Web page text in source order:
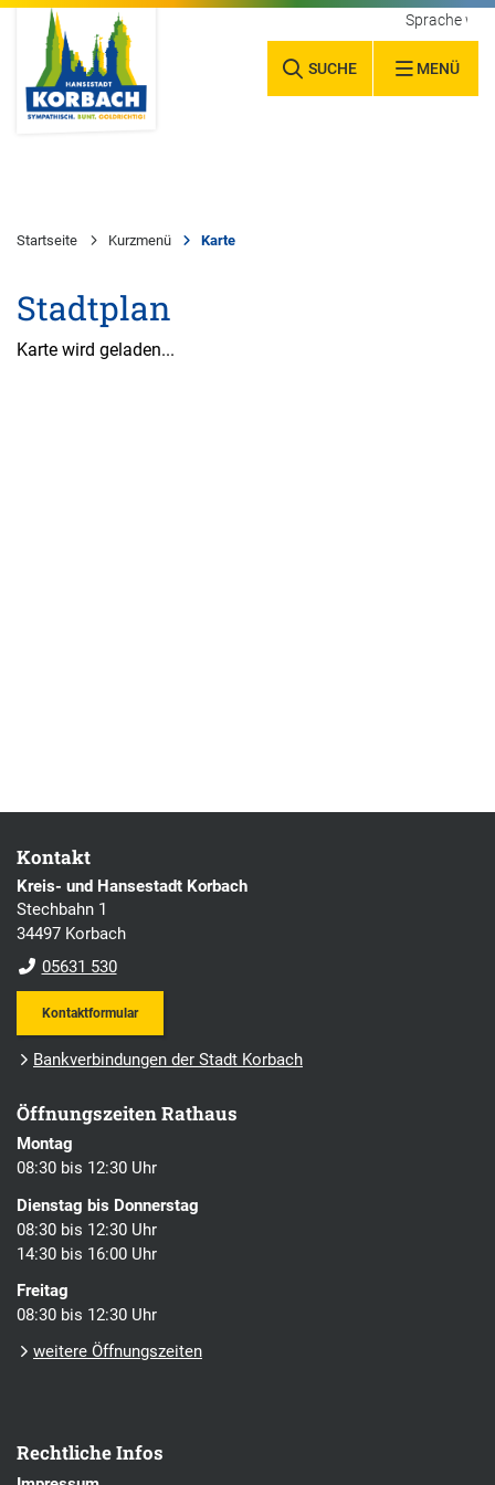
SUCHE MENÜ
Sprache
Startseite Kurzmenü Karte
Stadtplan
Karte wird geladen...
Kontakt
Kreis- und Hansestadt Korbach
Stechbahn 1
34497 Korbach
05631 530
Kontaktformular
Bankverbindungen der Stadt Korbach
Öffnungszeiten Rathaus
Montag
08:30 bis 12:30 Uhr
Dienstag bis Donnerstag
08:30 bis 12:30 Uhr
14:30 bis 16:00 Uhr
Freitag
08:30 bis 12:30 Uhr
weitere Öffnungszeiten
Rechtliche Infos